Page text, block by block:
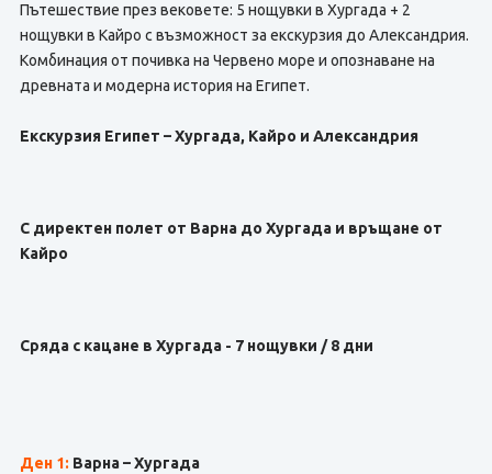
Пътешествие през вековете: 5 нощувки в Хургада + 2
нощувки в Кайро с възможност за екскурзия до Александрия.
Комбинация от почивка на Червено море и опознаване на
древната и модерна история на Египет.
Екскурзия Египет – Хургада, Кайро и Александрия
С директен полет от Варна до Хургада и връщане от
Кайро
Сряда с кацане в Хургада - 7 нощувки / 8 дни
Ден 1: Варна – Хургада